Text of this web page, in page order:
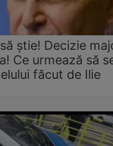
știe! Decizie
Ce urmează să
făcut de Ilie